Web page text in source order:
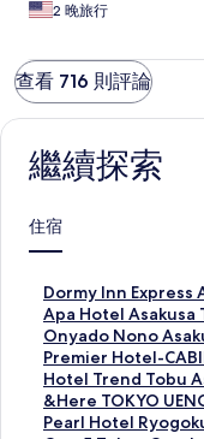
2 晚旅行
查看 716 則評論
繼續探索
住宿
Dormy Inn Express
D
o
r
m
y
I
n
Apa Hotel Asakusa
A
p
a
H
o
t
Onyado Nono
O
n
y
a
d
Premier Hotel-
P
r
e
m
Hotel Trend Tobu
H
o
t
&Here TOKYO
&
H
Pearl Hotel
P